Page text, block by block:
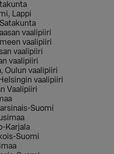
Lappi
vaalipiiri
vaalipiiri
vaalipiiri
vaalipiiri
Oulun vaalipiiri
vaalipiiri
Vaalipiiri
Suomi
Karjala
Suomi